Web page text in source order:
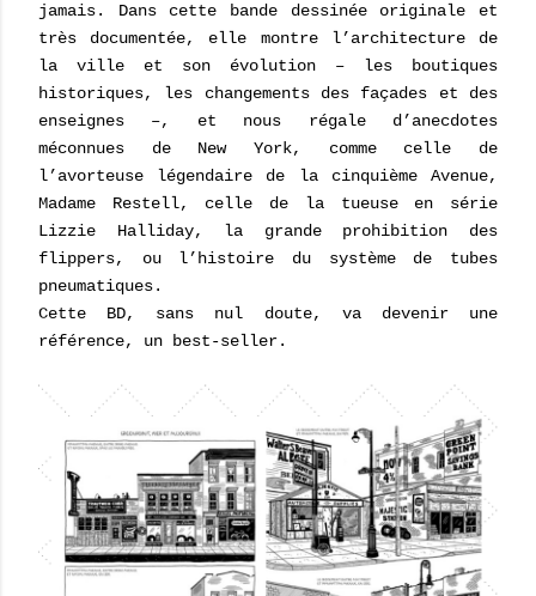
jamais. Dans cette bande dessinée originale et
très documentée, elle montre l’architecture de
la ville et son évolution – les boutiques
historiques, les changements des façades et des
enseignes –, et nous régale d’anecdotes
méconnues de New York, comme celle de
l’avorteuse légendaire de la cinquième Avenue,
Madame Restell, celle de la tueuse en série
Lizzie Halliday, la grande prohibition des
flippers, ou l’histoire du système de tubes
pneumatiques.
Cette BD, sans nul doute, va devenir une
référence, un best-seller.